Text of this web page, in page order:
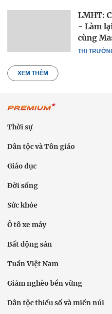
THỊ
LMHT:
- Làm
cùng
XEM THÊM
Thời sự
Dân tộc và Tôn giáo
Giáo dục
Đời sống
Sức khỏe
Ô tô xe máy
Bất động sản
Tuần Việt Nam
Giảm nghèo bền vững
Dân tộc thiểu số và miền núi